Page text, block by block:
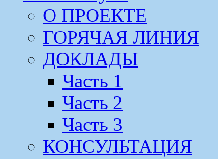
О ПРОЕКТЕ
ГОРЯЧАЯ ЛИНИЯ
ДОКЛАДЫ
Часть 1
Часть 2
Часть 3
КОНСУЛЬТАЦИЯ